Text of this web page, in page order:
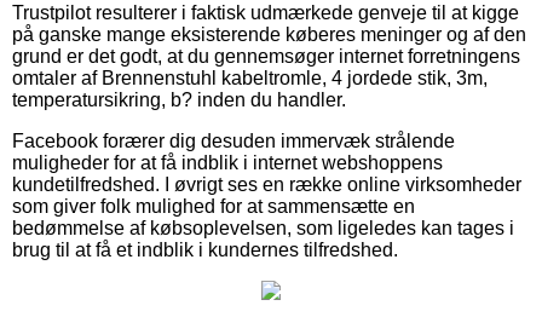
Trustpilot resulterer i faktisk udmærkede genveje til at kigge
på ganske mange eksisterende køberes meninger og af den
grund er det godt, at du gennemsøger internet forretningens
omtaler af Brennenstuhl kabeltromle, 4 jordede stik, 3m,
temperatursikring, b? inden du handler.
Facebook forærer dig desuden immervæk strålende
muligheder for at få indblik i internet webshoppens
kundetilfredshed. I øvrigt ses en række online virksomheder
som giver folk mulighed for at sammensætte en
bedømmelse af købsoplevelsen, som ligeledes kan tages i
brug til at få et indblik i kundernes tilfredshed.